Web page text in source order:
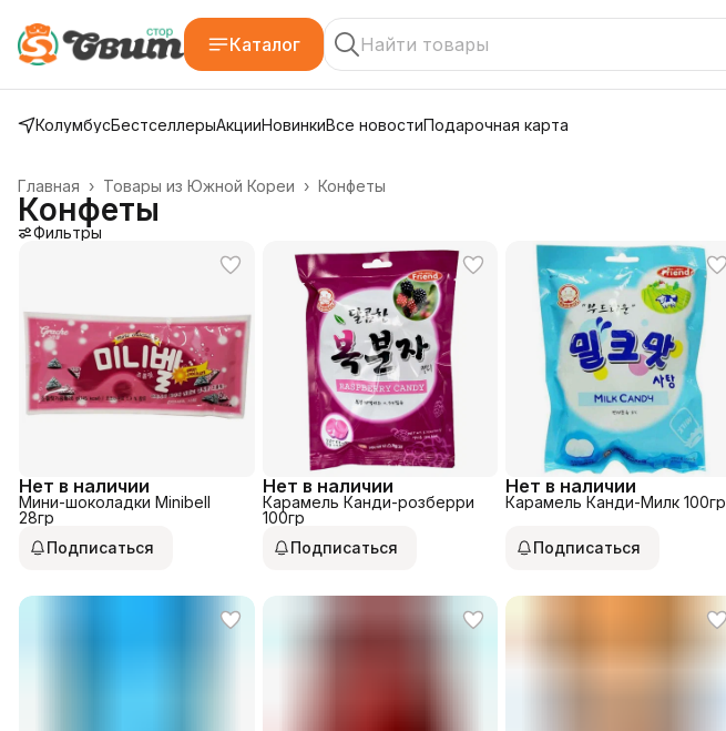
Каталог
КолумбусБестселлерыАкцииНовинкиВсе новостиПодарочная карта
Конфеты
Товары из Южной Кореи ›
Главная ›
Конфеты
Фильтры
Нет в наличии
Мини-шоколадки Minibell
28гр
Подписаться
Нет в наличии
Карамель Канди-розберри
100гр
Подписаться
Нет в наличии
Карамель Канди-Милк 100гр
Подписаться